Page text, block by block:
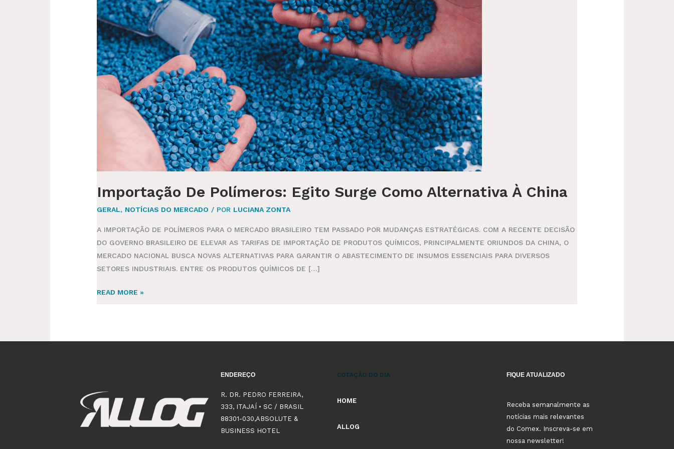
Importação De Polímeros: Egito Surge Como Alternativa À China
GERAL, NOTÍCIAS DO MERCADO / POR LUCIANA ZONTA
A IMPORTAÇÃO DE POLÍMEROS PARA O MERCADO BRASILEIRO TEM PASSADO POR MUDANÇAS ESTRATÉGICAS. COM A RECENTE DECISÃO
DO GOVERNO BRASILEIRO DE ELEVAR AS TARIFAS DE IMPORTAÇÃO DE PRODUTOS QUÍMICOS, PRINCIPALMENTE ORIUNDOS DA CHINA, O
MERCADO NACIONAL BUSCA NOVAS ALTERNATIVAS PARA GARANTIR O ABASTECIMENTO DE INSUMOS ESSENCIAIS PARA DIVERSOS
SETORES INDUSTRIAIS. ENTRE OS PRODUTOS QUÍMICOS DE […]
COMO
ALTERNATIVA
À
CHINA
READ MORE »
ENDEREÇO
R. DR. PEDRO FERREIRA,
333, ITAJAÍ • SC / BRASIL
88301-030,ABSOLUTE &
BUSINESS HOTEL
COTAÇÃO DO DIA
HOME
ALLOG
FIQUE ATUALIZADO
Receba semanalmente as
notícias mais relevantes
do Comex. Inscreva-se em
nossa newsletter!